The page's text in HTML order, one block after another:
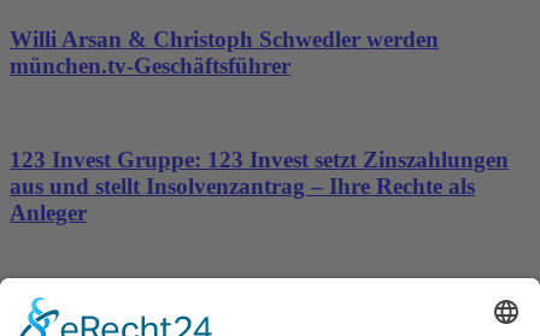
Willi Arsan & Christoph Schwedler werden
münchen.tv-Geschäftsführer
123 Invest Gruppe: 123 Invest setzt Zinszahlungen
aus und stellt Insolvenzantrag – Ihre Rechte als
Anleger
Dronus sichert sich 15 Millionen Dollar und treibt